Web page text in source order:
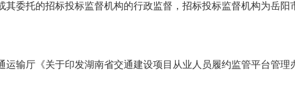
其委托的招标投标监督机构的行政监督，招标投标监督机构为岳
输厅《关于印发湖南省交通建设项目从业人员履约监管平台管理